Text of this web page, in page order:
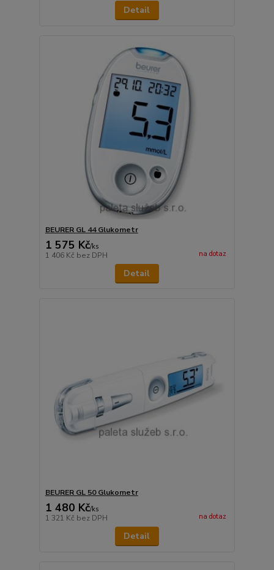
Detail
BEURER GL 44 Glukometr
1 575 Kč/ks
1 406 Kč bez DPH na dotaz
Detail
BEURER GL 50 Glukometr
1 480 Kč/ks
1 321 Kč bez DPH na dotaz
Detail